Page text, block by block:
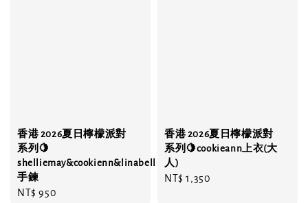
香港 2026夏日檸檬派對
系列🍋
shelliemay&cookienn&linabell
手鍊
Regular
NT$ 950
香港 2026夏日檸檬派對
系列🍋cookieann上衣(大
人)
Regular
NT$ 1,350